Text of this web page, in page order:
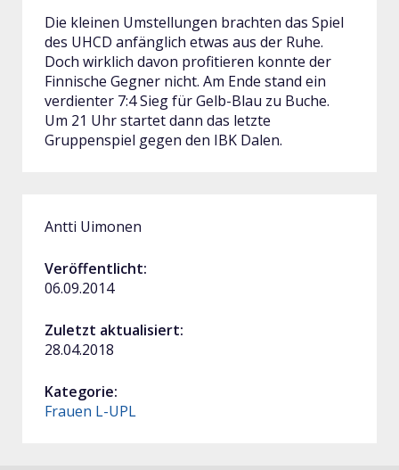
Die kleinen Umstellungen brachten das Spiel
des UHCD anfänglich etwas aus der Ruhe.
Doch wirklich davon profitieren konnte der
Finnische Gegner nicht. Am Ende stand ein
verdienter 7:4 Sieg für Gelb-Blau zu Buche.
Um 21 Uhr startet dann das letzte
Gruppenspiel gegen den IBK Dalen.
Antti Uimonen
Veröffentlicht:
06.09.2014
Zuletzt aktualisiert:
28.04.2018
Kategorie:
Frauen L-UPL